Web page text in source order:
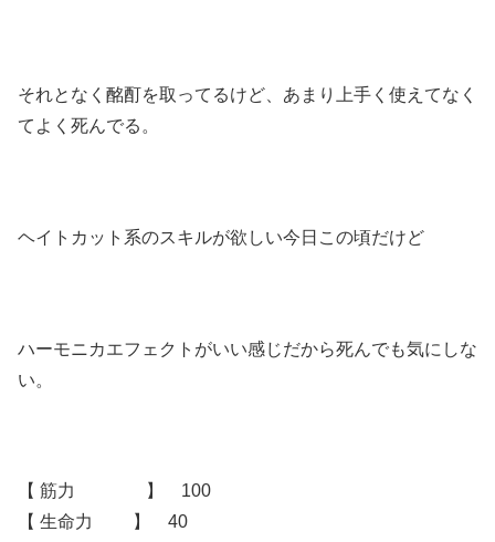
それとなく酩酊を取ってるけど、あまり上手く使えてなく
てよく死んでる。
ヘイトカット系のスキルが欲しい今日この頃だけど
ハーモニカエフェクトがいい感じだから死んでも気にしな
い。
【 筋力 】 100
【 生命力 】 40